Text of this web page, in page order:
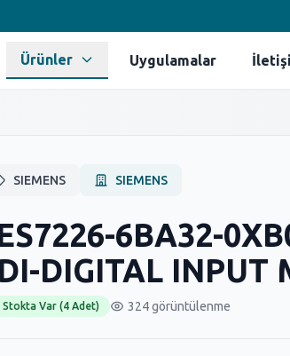
Ürünler Uygulamalar
SIEMENS SIEMENS
6BA32-
DIGITAL INPUT
Stokta Var (4 Adet) 324 görüntülenme